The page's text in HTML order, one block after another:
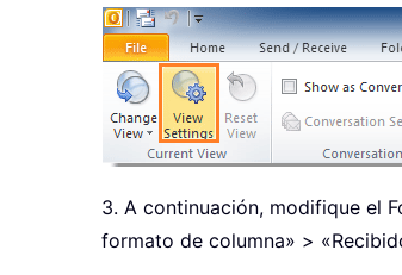
3. A continuación, modifique el
formato de columna» >